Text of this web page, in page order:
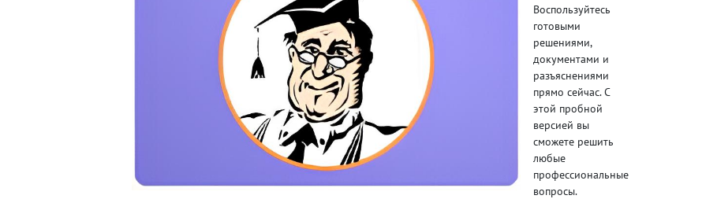
Воспользуйтесь
готовыми
решениями,
документами и
разъяснениями
прямо сейчас. С
этой пробной
версией вы
сможете решить
любые
профессиональные
вопросы.